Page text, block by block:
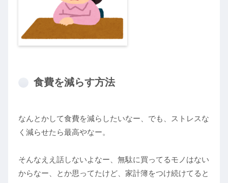
食費を減らす方法
なんとかして食費を減らしたいなー、でも、ストレスな
く減らせたら最高やなー。
そんなええ話しないよなー、無駄に買ってるモノはない
からなー、とか思ってたけど、家計簿をつけ続けてると